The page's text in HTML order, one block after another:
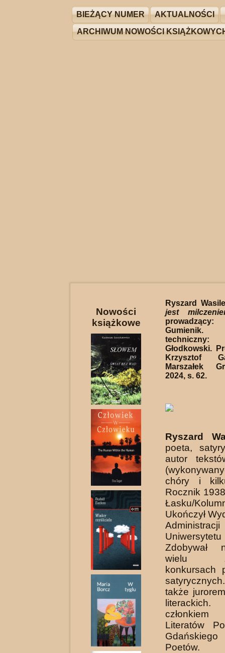
BIEŻĄCY NUMER AKTUALNOŚCI
ARCHIWUM NOWOŚCI
Nowości
książkowe
Ryszard
jest
Gumienik.
Głodkowski.
Krzysztof
Marszałek
2024, s. 62.
Ryszard
poeta,
autor
chóry i
Rocznik
Łasku/
Ukończył
Administracji
Zdobywał
wielu
konkursach
także
Literatów
Poetów.